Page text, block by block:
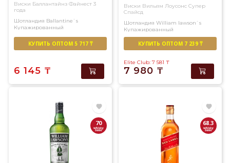
Виски Баллантайнз Файнест 3
года
Шотландия Ballantine`s
Купажированный
КУПИТЬ ОПТОМ 5 717 ₸
6 145 ₸
Виски Вильям Лоусонс Супер
Спайсд
Шотландия William lawson`s
Купажированный
КУПИТЬ ОПТОМ 7 239 ₸
Elite Club: 7 581 ₸
7 980 ₸
70 68.3